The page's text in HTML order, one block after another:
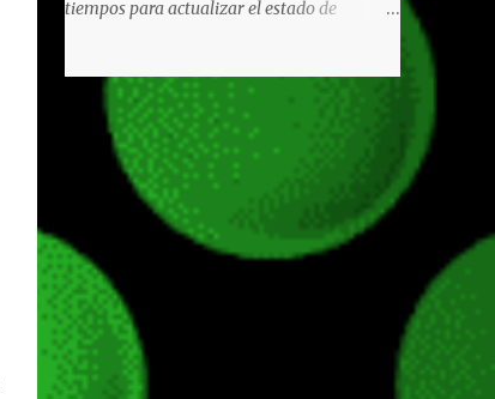
juegos compatibles si es que los compramos
previamente (con más títulos en camino a
ser compatibles con la función Transmite tu
Propios Juegos). Pueden leer más...
tiempos para actualizar el estado de
de nuestros lectores. Primero que nada
hemos remarcado los juegos gratuitos que
están limitados o en otras regiones. Dichos
títulos ofrecen contenidos limitados o no se
encuentran en algunas regiones de América
Latina. Podremos ver una lista más
desarrollada, con vídeos o una descripción
de los juegos disponibles de forma gratuita
en Xbox Series, Xbox One y Xbox 360 a
continuación. LOS F2P DEJARON DE PEDIR
DE XBOX LIVE GOLD HACE TIEMPO Desde